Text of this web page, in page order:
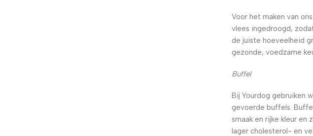
Voor het maken van
vlees ingedroogd,
de juiste hoeveelheid
gezonde, voedzame
Buffel
Bij Yourdog gebruiken
gevoerde buffels.
smaak en rijke kleur en
lager cholesterol- en